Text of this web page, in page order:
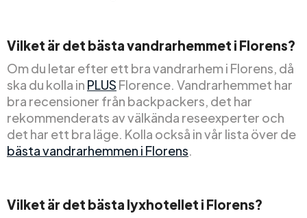
Vilket är det bästa vandrarhemmet i Florens?
Om du letar efter ett bra vandrarhem i Florens, då
ska du kolla in PLUS Florence. Vandrarhemmet har
bra recensioner från backpackers, det har
rekommenderats av välkända reseexperter och
det har ett bra läge. Kolla också in vår lista över de
bästa vandrarhemmen i Florens.
Vilket är det bästa lyxhotellet i Florens?